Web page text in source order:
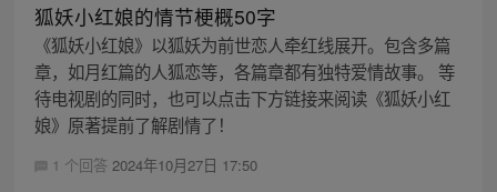
狐妖小红娘的情节梗概50字
《狐妖小红娘》以狐妖为前世恋人牵红线展开。包含多篇
章，如月红篇的人狐恋等，各篇章都有独特爱情故事。 等
待电视剧的同时，也可以点击下方链接来阅读《狐妖小红
娘》原著提前了解剧情了！
1 个回答 2024年10月27日 17:50